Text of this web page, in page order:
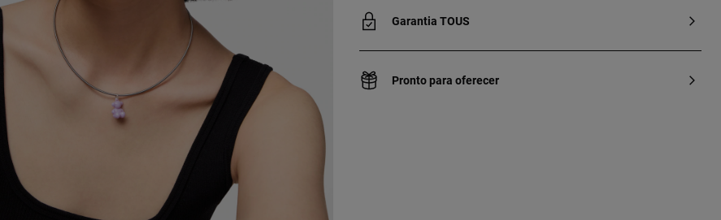
Garantia TOUS
Pronto para oferecer